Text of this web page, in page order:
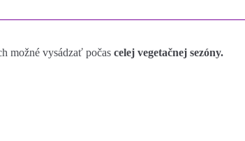
možné vysádzať počas celej vegetačnej sezóny.